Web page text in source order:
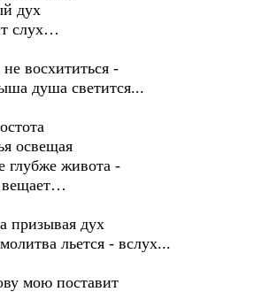
дух
слух…
восхититься -
душа светится...
освещая
глубже живота -
вещает…
призывая дух
льется - вслух...
мою поставит